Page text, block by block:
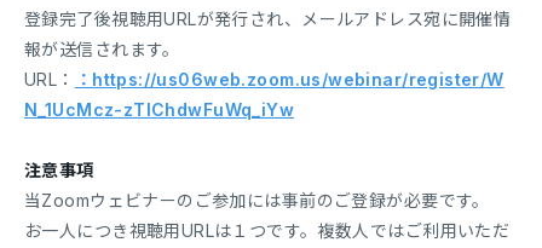
登録完了後視聴用URLが発行され、メールアドレス宛に開催情
報が送信されます。
URL：
：https://us06web.zoom.us/webinar/register/W
N_1UcMcz-zTlChdwFuWq_iYw
注意事項
当Zoomウェビナーのご参加には事前のご登録が必要です。
お一人につき視聴用URLは１つです。複数人ではご利用いただ